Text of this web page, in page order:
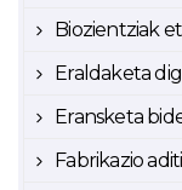
Biozientziak
Eraldaketa
Eransketa
Fabrikazio